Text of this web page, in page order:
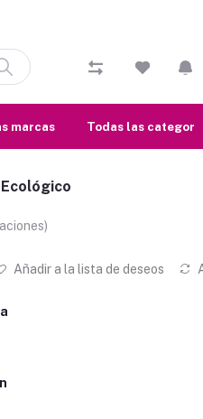
marcas Todas las
Añadir a la lista de deseos